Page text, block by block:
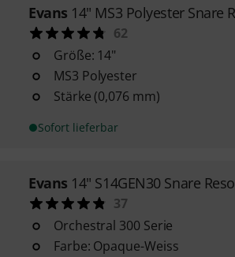
Evans 14" MS3 Polyester Snare
62
Größe: 14"
MS3 Polyester
Stärke (0,076 mm)
Sofort lieferbar
Evans 14" S14GEN30 Snare
37
Orchestral 300 Serie
Farbe: Opaque-Weiss